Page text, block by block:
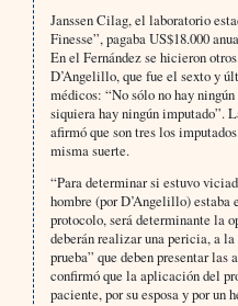
Janssen Cilag, el laboratorio
Finesse”, pagaba US$18.000
En el Fernández se hicieron
D’Angelillo, que fue el sexto y
médicos: “No sólo no hay
siquiera hay ningún imputado”.
afirmó que son tres los
misma suerte.
“Para determinar si estuvo
hombre (por D’Angelillo)
protocolo, será determinante la
deberán realizar una pericia, a
prueba” que deben presentar
confirmó que la aplicación del
paciente, por su esposa y por un